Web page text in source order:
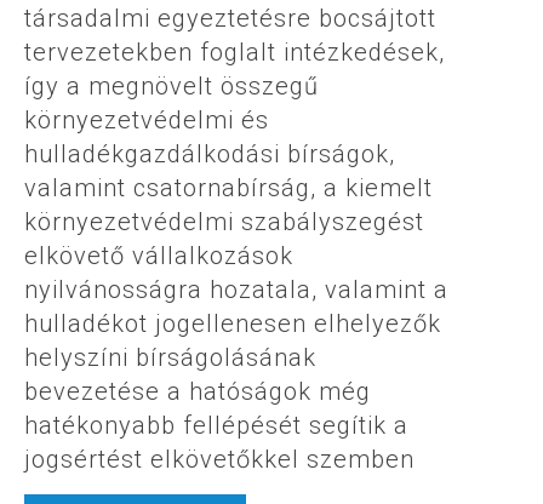
társadalmi egyeztetésre bocsájtott
tervezetekben foglalt intézkedések,
így a megnövelt összegű
környezetvédelmi és
hulladékgazdálkodási bírságok,
valamint csatornabírság, a kiemelt
környezetvédelmi szabályszegést
elkövető vállalkozások
nyilvánosságra hozatala, valamint a
hulladékot jogellenesen elhelyezők
helyszíni bírságolásának
bevezetése a hatóságok még
hatékonyabb fellépését segítik a
jogsértést elkövetőkkel szemben